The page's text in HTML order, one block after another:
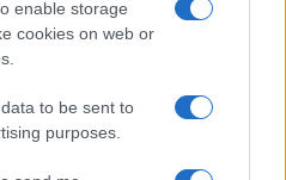
enable storage
cookies on web or
to be sent to
purposes.
ΑΓΙΑ ΣΟΦΙΑ
στοGoogle News